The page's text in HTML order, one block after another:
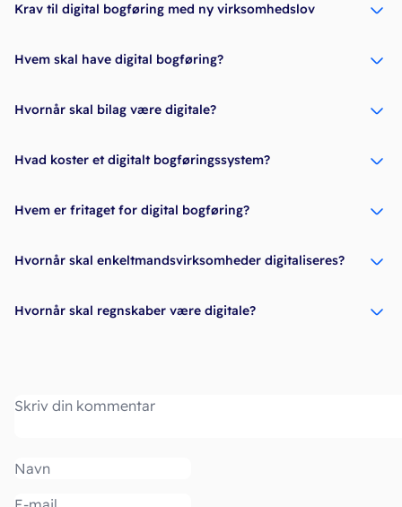
Krav til digital bogføring med ny virksomhedslov
Hvem skal have digital bogføring?
Hvornår skal bilag være digitale?
Hvad koster et digitalt bogføringssystem?
Hvem er fritaget for digital bogføring?
Hvornår skal enkeltmandsvirksomheder digitaliseres?
Hvornår skal regnskaber være digitale?
Kommentar
Navn